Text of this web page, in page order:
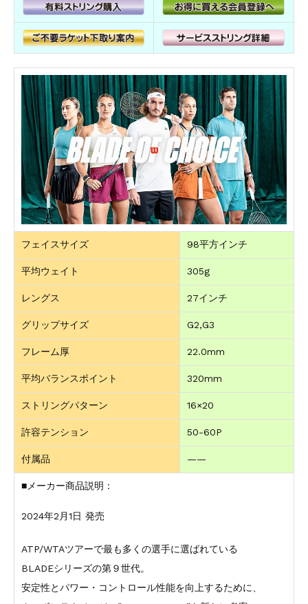
フェイスサイズ 98平方インチ
平均ウェイト 305g
レングス 27インチ
グリップサイズ G2,G3
フレーム厚 22.0mm
平均バランスポイント 320mm
ストリングパターン 16×20
許容テンション 50-60P
付属品 ——
■メーカー商品説明：
2024年2月1日 発売
ATP/WTAツアーで最も多くの選手に選ばれている
BLADEシリーズの第９世代。
安定性とパワー・コントロール性能を向上するために、